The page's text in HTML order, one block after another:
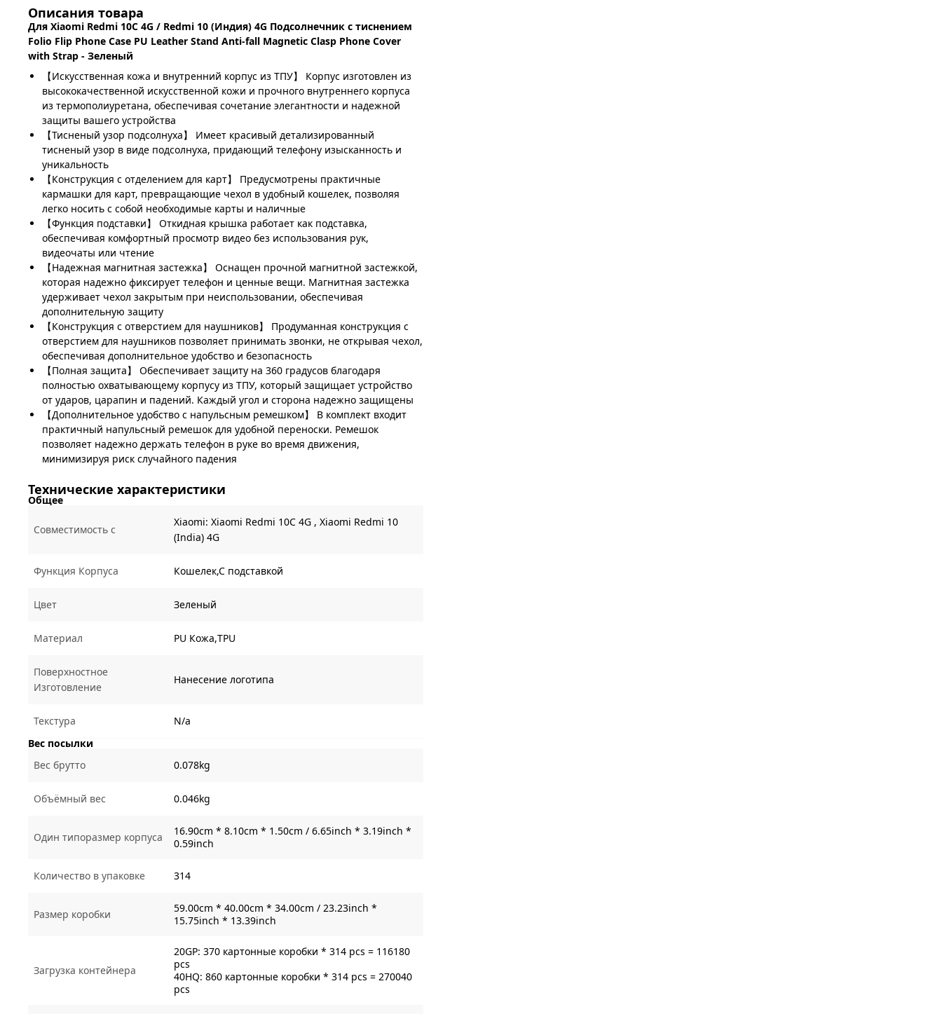
Описания товара
Для Xiaomi Redmi 10C 4G / Redmi 10 (Индия) 4G Подсолнечник с тиснением
Folio Flip Phone Case PU Leather Stand Anti-fall Magnetic Clasp Phone Cover
with Strap - Зеленый
【Искусственная кожа и внутренний корпус из ТПУ】 Корпус изготовлен из
высококачественной искусственной кожи и прочного внутреннего корпуса
из термополиуретана, обеспечивая сочетание элегантности и надежной
защиты вашего устройства
【Тисненый узор подсолнуха】 Имеет красивый детализированный
тисненый узор в виде подсолнуха, придающий телефону изысканность и
уникальность
【Конструкция с отделением для карт】 Предусмотрены практичные
кармашки для карт, превращающие чехол в удобный кошелек, позволяя
легко носить с собой необходимые карты и наличные
【Функция подставки】 Откидная крышка работает как подставка,
обеспечивая комфортный просмотр видео без использования рук,
видеочаты или чтение
【Надежная магнитная застежка】 Оснащен прочной магнитной застежкой,
которая надежно фиксирует телефон и ценные вещи. Магнитная застежка
удерживает чехол закрытым при неиспользовании, обеспечивая
дополнительную защиту
【Конструкция с отверстием для наушников】 Продуманная конструкция с
отверстием для наушников позволяет принимать звонки, не открывая чехол,
обеспечивая дополнительное удобство и безопасность
【Полная защита】 Обеспечивает защиту на 360 градусов благодаря
полностью охватывающему корпусу из ТПУ, который защищает устройство
от ударов, царапин и падений. Каждый угол и сторона надежно защищены
【Дополнительное удобство с напульсным ремешком】 В комплект входит
практичный напульсный ремешок для удобной переноски. Ремешок
позволяет надежно держать телефон в руке во время движения,
минимизируя риск случайного падения
Технические характеристики
Общее
Совместимость с
Xiaomi: Xiaomi Redmi 10C 4G , Xiaomi Redmi 10
(India) 4G
Функция Корпуса Кошелек,С подставкой
Цвет Зеленый
Материал PU Кожа,TPU
Поверхностное
Изготовление
Нанесение логотипа
Текстура
N/a
Вес посылки
Вес брутто
0.078kg
Объёмный вес 0.046kg
Один типоразмер корпуса
16.90cm * 8.10cm * 1.50cm / 6.65inch * 3.19inch *
0.59inch
Количество в упаковке 314
Размер коробки
59.00cm * 40.00cm * 34.00cm / 23.23inch *
15.75inch * 13.39inch
Загрузка контейнера
20GP: 370 картонные коробки * 314 pcs = 116180
pcs
40HQ: 860 картонные коробки * 314 pcs = 270040
pcs